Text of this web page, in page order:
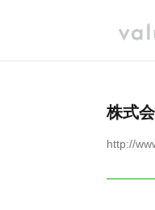
株式
http://